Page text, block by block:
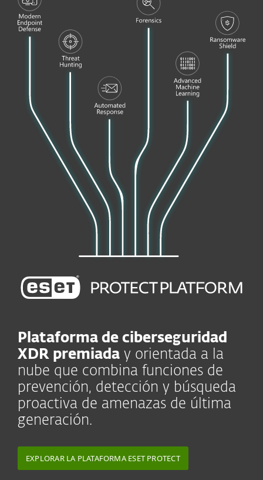
Plataforma de ciberseguridad
XDR premiada y orientada a la
nube que combina funciones de
prevención, detección y búsqueda
proactiva de amenazas de última
generación.
EXPLORAR LA PLATAFORMA ESET PROTECT